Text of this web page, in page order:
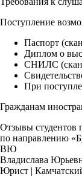
Поступление
Паспорт
Диплом о
СНИЛС
При
Гражданам
Отзывы
по направлению «
ВЮ
Владислава
Юрист |